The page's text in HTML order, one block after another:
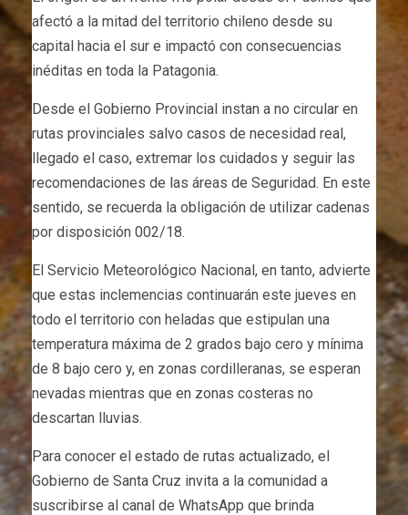
afectó a la mitad del territorio chileno desde su
capital hacia el sur e impactó con consecuencias
inéditas en toda la Patagonia.
Desde el Gobierno Provincial instan a no circular en
rutas provinciales salvo casos de necesidad real,
llegado el caso, extremar los cuidados y seguir las
recomendaciones de las áreas de Seguridad. En este
sentido, se recuerda la obligación de utilizar cadenas
por disposición 002/18.
El Servicio Meteorológico Nacional, en tanto, advierte
que estas inclemencias continuarán este jueves en
todo el territorio con heladas que estipulan una
temperatura máxima de 2 grados bajo cero y mínima
de 8 bajo cero y, en zonas cordilleranas, se esperan
nevadas mientras que en zonas costeras no
descartan lluvias.
Para conocer el estado de rutas actualizado, el
Gobierno de Santa Cruz invita a la comunidad a
suscribirse al canal de WhatsApp que brinda